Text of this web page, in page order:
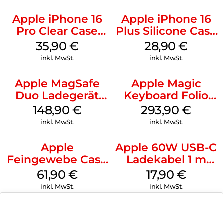
Apple iPhone 16
Pro Clear Case
MagSafe
Transparent
35,90 €
inkl. MwSt.
Apple iPhone 16
Plus Silicone Case
MagSafe Black
28,90€
inkl. MwSt.
Apple MagSafe
Duo Ladegerät
Weiß
148,90 €
inkl. MwSt.
Apple Magic
Keyboard Folio
iPad 10.9″ (10.Gen.)
Weiß
293,90€
inkl. MwSt.
Apple
Feingewebe Case
iPhone 15 Pro
MagSafe Schwarz
61,90 €
inkl. MwSt.
Apple 60W USB-C
Ladekabel 1 m
Weiß
17,90 €
inkl. MwSt.